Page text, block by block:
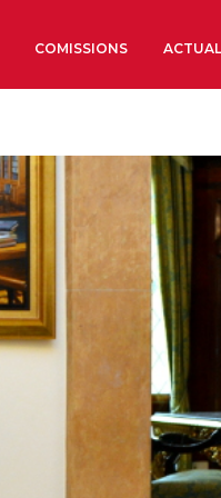
Òrgans de Govern
Òrgans Consultius
Estructura Executiva
Institut d’Estudis
Societat Barcelonesa
Econòmics i Socials
Organitzacions
Organitzacions
COMISSIONS